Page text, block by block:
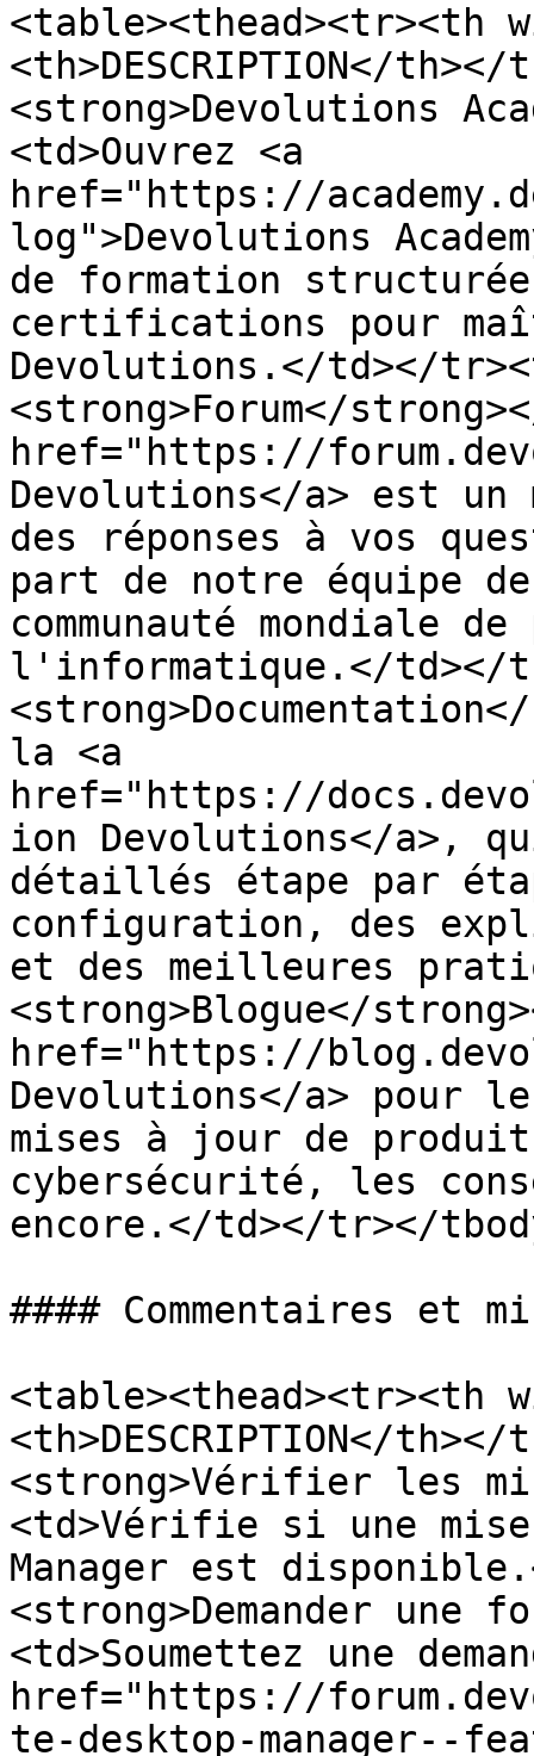
<table><thead><tr><th
<th>DESCRIPTION</
<strong>Devolutions
<td>Ouvrez <a
href="https://
log">Devolutions
de formation
certifications pour
Devolutions.</td></
<strong>Forum</
href="https://
Devolutions</a> est
des réponses à vos
part de notre équipe
communauté mondiale
l'informatique.</td></
la <a
href="https://
ion Devolutions</a>,
détaillés étape par
configuration, des
et des meilleures
<strong>Blogue</
href="https://
Devolutions</a> pour
mises à jour de
cybersécurité, les
encore.</td></tr></
#### Commentaires et
<table><thead><tr><th
<th>DESCRIPTION</
<strong>Vérifier les
<td>Vérifie si une mise
Manager est
<strong>Demander
<td>Soumettez une
href="https://
te-desktop-manager--